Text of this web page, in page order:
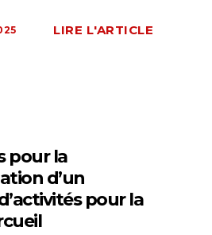
LIRE L'ARTICLE
pour la
d’un
pour la